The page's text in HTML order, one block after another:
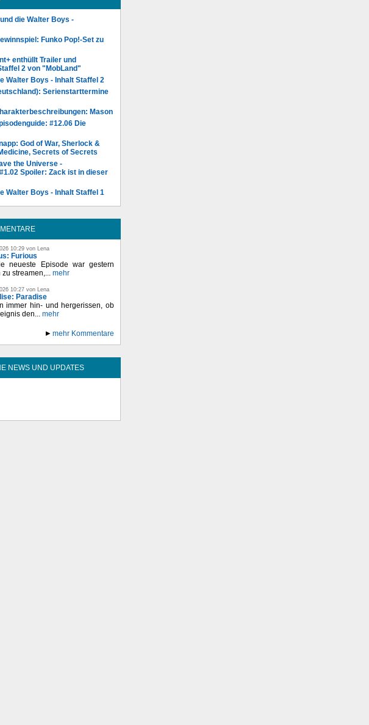
die Walter Boys -
Funko Pop!-Set zu
enthüllt Trailer und
2 von "MobLand"
Walter Boys - Inhalt Staffel 2
Serienstarttermine
Mason
#12.06 Die
God of War, Sherlock &
Secrets of Secrets
the Universe -
Spoiler: Zack ist in dieser
Walter Boys - Inhalt Staffel 1
10:29 von Lena
Furious
neueste Episode war gestern
zu streamen,... mehr
10:27 von Lena
Paradise
immer hin- und hergerissen, ob
den... mehr
mehr Kommentare
NEWS UND UPDATES